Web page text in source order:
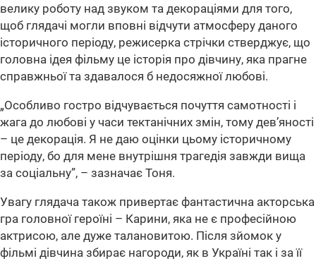
велику роботу над звуком та декораціями для того,
щоб глядачі могли вповні відчути атмосферу даного
історичного періоду, режисерка стрічки стверджує, що
головна ідея фільму це історія про дівчину, яка прагне
справжньої та здавалося б недосяжної любові.
„Особливо гостро відчувається почуття самотності і
жага до любові у часи тектанічних змін, тому дев’яності
– це декорація. Я не даю оцінки цьому історичному
періоду, бо для мене внутрішня трагедія завжди вища
за соціальну”, – зазначає Тоня.
Увагу глядача також привертає фантастична акторська
гра головної героїні – Карини, яка не є професійною
актрисою, але дуже талановитою. Після зйомок у
фільмі дівчина збирає нагороди, як в Україні так і за її